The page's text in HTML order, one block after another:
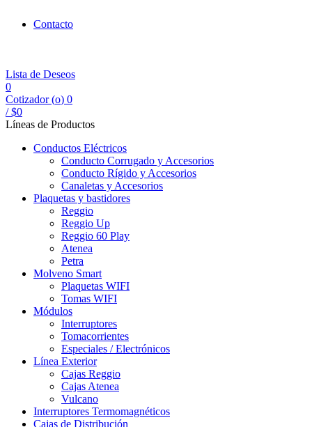
Contacto
Lista de Deseos
0
Cotizador (o) 0
/ $0
Líneas de Productos
Conductos Eléctricos
Conducto Corrugado y Accesorios
Conducto Rígido y Accesorios
Canaletas y Accesorios
Plaquetas y bastidores
Reggio
Reggio Up
Reggio 60 Play
Atenea
Petra
Molveno Smart
Plaquetas WIFI
Tomas WIFI
Módulos
Interruptores
Tomacorrientes
Especiales / Electrónicos
Línea Exterior
Cajas Reggio
Cajas Atenea
Vulcano
Interruptores Termomagnéticos
Cajas de Distribución